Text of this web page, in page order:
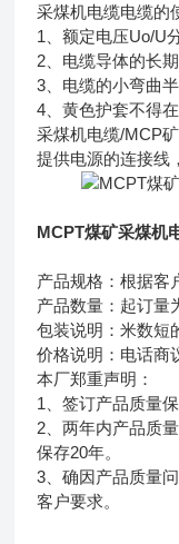
采煤机电缆电缆
1、额定电压Uo/U
2、电缆导体的长
3、电缆的小弯曲
4、黄色护套不得
采煤机电缆/MCP
提供电源的连接线
MCPT煤矿采煤机
产品规格：根据客
产品数量：起订量
包装说明：米数短
价格说明：电话商
本厂郑重声明：
1、签订产品质量
2、两年内产品质
保存20年。
3、确因产品质量
客户要求。